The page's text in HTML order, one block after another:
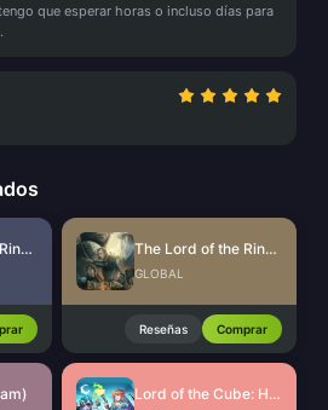
que esperar horas o incluso días para
The Lord of the Rings: Rise to War Gems The Lord of the Rings: Rise to War Gift Packs
GLOBAL
Reseñas Comprar
Lord of the Cube: Heroes RPG Voucher